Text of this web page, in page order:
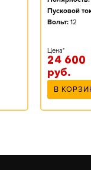
Пусковой
Вольт: 12
Цена*
24 600
руб.
В